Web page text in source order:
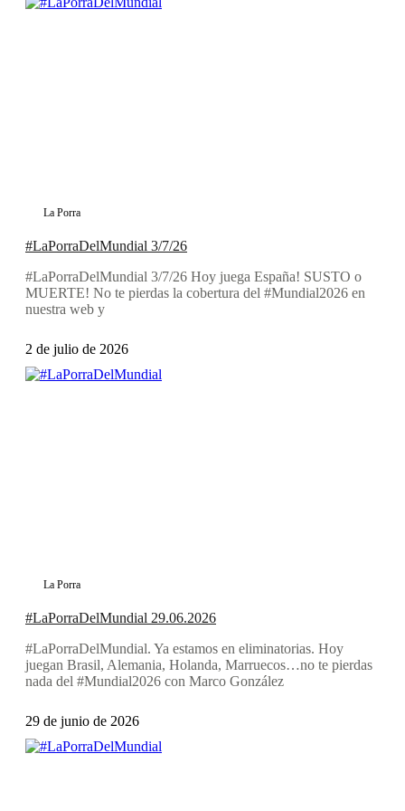
La Porra
#LaPorraDelMundial 3/7/26
#LaPorraDelMundial 3/7/26 Hoy juega España! SUSTO o
MUERTE! No te pierdas la cobertura del #Mundial2026 en
nuestra web y
2 de julio de 2026
La Porra
#LaPorraDelMundial 29.06.2026
#LaPorraDelMundial. Ya estamos en eliminatorias. Hoy
juegan Brasil, Alemania, Holanda, Marruecos…no te pierdas
nada del #Mundial2026 con Marco González
29 de junio de 2026